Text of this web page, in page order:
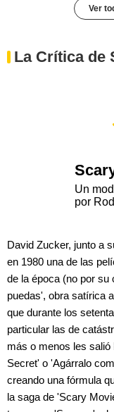
Ver
La Crítica de
Un
por
David Zucker, junto a
en 1980 una de las
de la época (no por
puedas', obra satírica
que durante los
particular las de
más o menos les salió
Secret' o 'Agárralo
creando una fórmula
la saga de 'Scary